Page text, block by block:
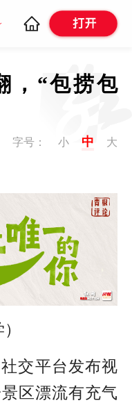
，“包捞包
字号： 小 中 大
交平台发布视
区漂流有充气